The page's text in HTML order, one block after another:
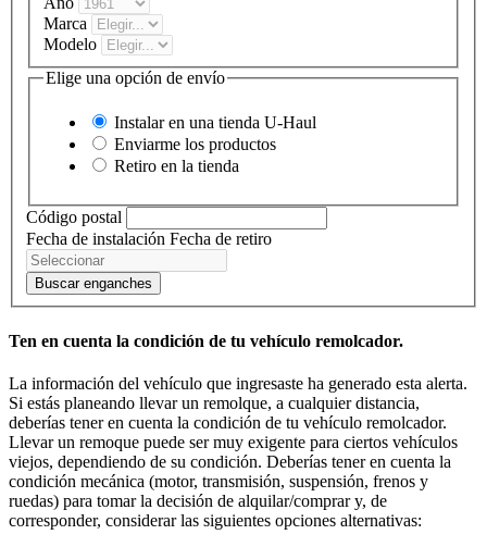
Marca
Modelo
Elige una opción de envío
Instalar en una tienda U-Haul
Enviarme los productos
Retiro en la tienda
Código postal
Fecha de instalación Fecha de retiro
Buscar enganches
Ten en cuenta la condición de tu vehículo remolcador.
La información del vehículo que ingresaste ha generado esta alerta.
Si estás planeando llevar un remolque, a cualquier distancia,
deberías tener en cuenta la condición de tu vehículo remolcador.
Llevar un remoque puede ser muy exigente para ciertos vehículos
viejos, dependiendo de su condición. Deberías tener en cuenta la
condición mecánica (motor, transmisión, suspensión, frenos y
ruedas) para tomar la decisión de alquilar/comprar y, de
corresponder, considerar las siguientes opciones alternativas: